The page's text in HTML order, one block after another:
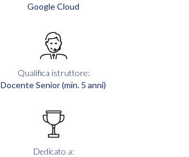
Google Cloud
Qualifica istruttore:
Docente Senior (min. 5 anni)
Dedicato a: